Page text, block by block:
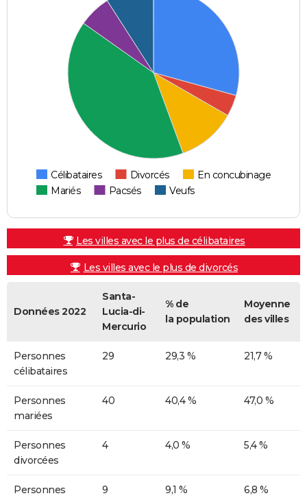
Célibataires Divorcés
En concubinage
Mariés
Pacsés Veufs
Les villes avec le plus de célibataires
Les villes avec le plus de divorcés
Données 2022
Santa-
Lucia-di-
Mercurio
% de
la population
Moyenne
des villes
Personnes
célibataires
29 29,3 % 21,7 %
Personnes
mariées
40 40,4 % 47,0 %
Personnes
divorcées
4 4,0 % 5,4 %
Personnes
9 9,1 % 6,8 %